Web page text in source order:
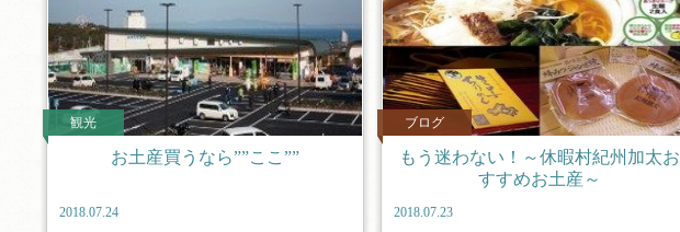
観光
お土産買うなら””ここ””
2018.07.24
ブログ
もう迷わない！～休暇村紀州加太お
すすめお土産～
2018.07.23